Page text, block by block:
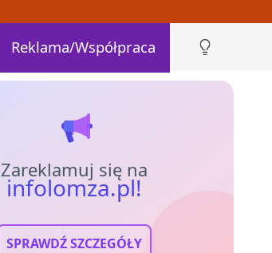
Reklama/Współpraca
Zareklamuj się na
infolomza.pl!
SPRAWDŹ SZCZEGÓŁY